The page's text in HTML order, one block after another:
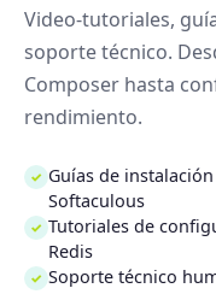
Video-tutoriales,
soporte técnico.
Composer hasta
rendimiento.
✓ Guías de
Softaculous
✓ Tutoriales de
Redis
✓ Soporte técnico